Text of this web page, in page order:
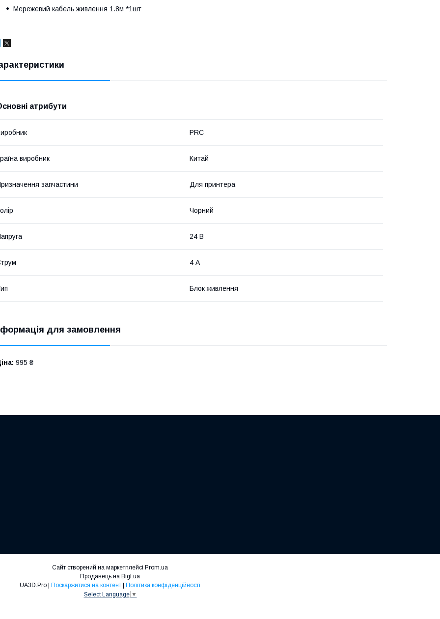
Мережевий кабель живлення 1.8м *1шт
атрибути
PRC
виробник Китай
запчастини Для принтера
Чорний
24 В
4 А
Блок живлення
для замовлення
995 ₴
Сайт створений на маркетплейсі Prom.ua
Продавець на Bigl.ua
UA3D.Pro | Поскаржитися на контент | Політика конфіденційності
Select Language ▼